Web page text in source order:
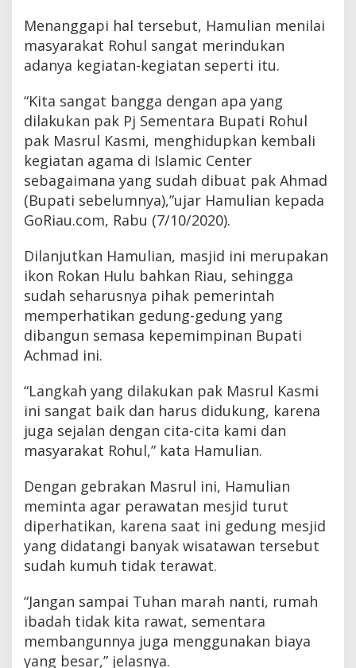
Menanggapi hal tersebut, Hamulian menilai
masyarakat Rohul sangat merindukan
adanya kegiatan-kegiatan seperti itu.
“Kita sangat bangga dengan apa yang
dilakukan pak Pj Sementara Bupati Rohul
pak Masrul Kasmi, menghidupkan kembali
kegiatan agama di Islamic Center
sebagaimana yang sudah dibuat pak Ahmad
(Bupati sebelumnya),”ujar Hamulian kepada
GoRiau.com, Rabu (7/10/2020).
Dilanjutkan Hamulian, masjid ini merupakan
ikon Rokan Hulu bahkan Riau, sehingga
sudah seharusnya pihak pemerintah
memperhatikan gedung-gedung yang
dibangun semasa kepemimpinan Bupati
Achmad ini.
“Langkah yang dilakukan pak Masrul Kasmi
ini sangat baik dan harus didukung, karena
juga sejalan dengan cita-cita kami dan
masyarakat Rohul,” kata Hamulian.
Dengan gebrakan Masrul ini, Hamulian
meminta agar perawatan mesjid turut
diperhatikan, karena saat ini gedung mesjid
yang didatangi banyak wisatawan tersebut
sudah kumuh tidak terawat.
“Jangan sampai Tuhan marah nanti, rumah
ibadah tidak kita rawat, sementara
membangunnya juga menggunakan biaya
yang besar,” jelasnya.